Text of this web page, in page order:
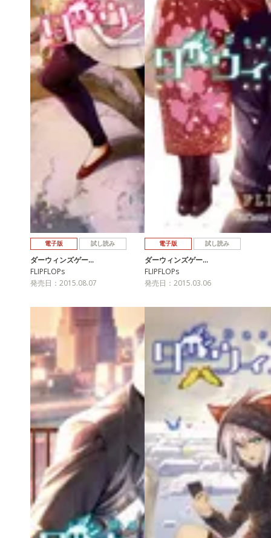
電子版 試し読み
ダーウィンズゲー…
FLIPFLOPs
発売日：2015.08.07
電子版 試し読み
ダーウィンズゲー…
FLIPFLOPs
発売日：2015.03.06